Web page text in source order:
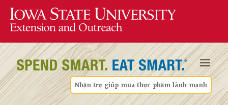
Nhận trợ giúp mua thực phẩm lành mạnh